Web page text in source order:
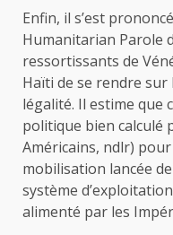
Enfin, il s’est
Humanitarian Parole
ressortissants de
Haïti de se rendre
légalité. Il estime que
politique bien calculé
Américains, ndlr)
mobilisation lancée
système
alimenté par les